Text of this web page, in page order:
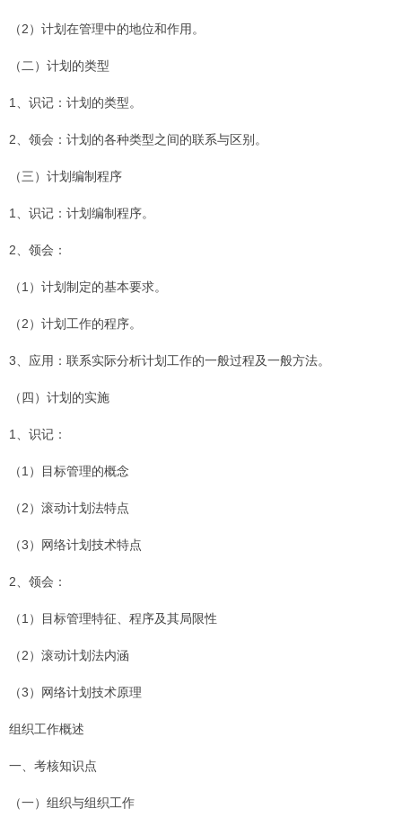
（2）计划在管理中的地位和作用。
（二）计划的类型
1、识记：计划的类型。
2、领会：计划的各种类型之间的联系与区别。
（三）计划编制程序
1、识记：计划编制程序。
2、领会：
（1）计划制定的基本要求。
（2）计划工作的程序。
3、应用：联系实际分析计划工作的一般过程及一般方法。
（四）计划的实施
1、识记：
（1）目标管理的概念
（2）滚动计划法特点
（3）网络计划技术特点
2、领会：
（1）目标管理特征、程序及其局限性
（2）滚动计划法内涵
（3）网络计划技术原理
组织工作概述
一、考核知识点
（一）组织与组织工作